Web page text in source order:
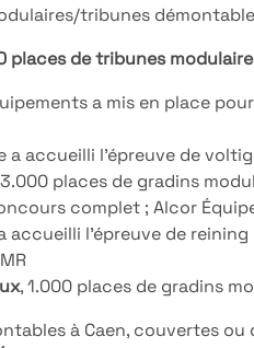
tribunes
places de tribunes
a mis en place
a accueilli l’épreuve de
3.000 places de gradins
complet ; Alcor
accueilli l’épreuve de
, 1.000 places de gradins
à Caen, couvertes